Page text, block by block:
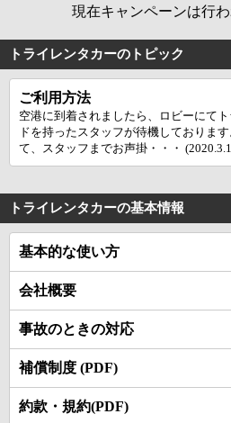
現在キャンペーンは行わ
トライレンタカーのトピック
ご利用方法
空港に到着されましたら、ロビーにて
ドを持ったスタッフが待機しておりま
て、スタッフまでお声掛・・・
トライレンタカーの基本情報
基本的な使い方
会社概要
事故のときの対応
補償制度 (PDF)
約款・規約(PDF)